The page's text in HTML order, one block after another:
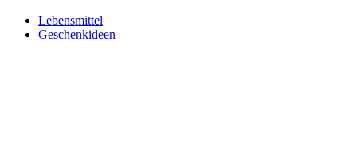
Lebensmittel
Geschenkideen